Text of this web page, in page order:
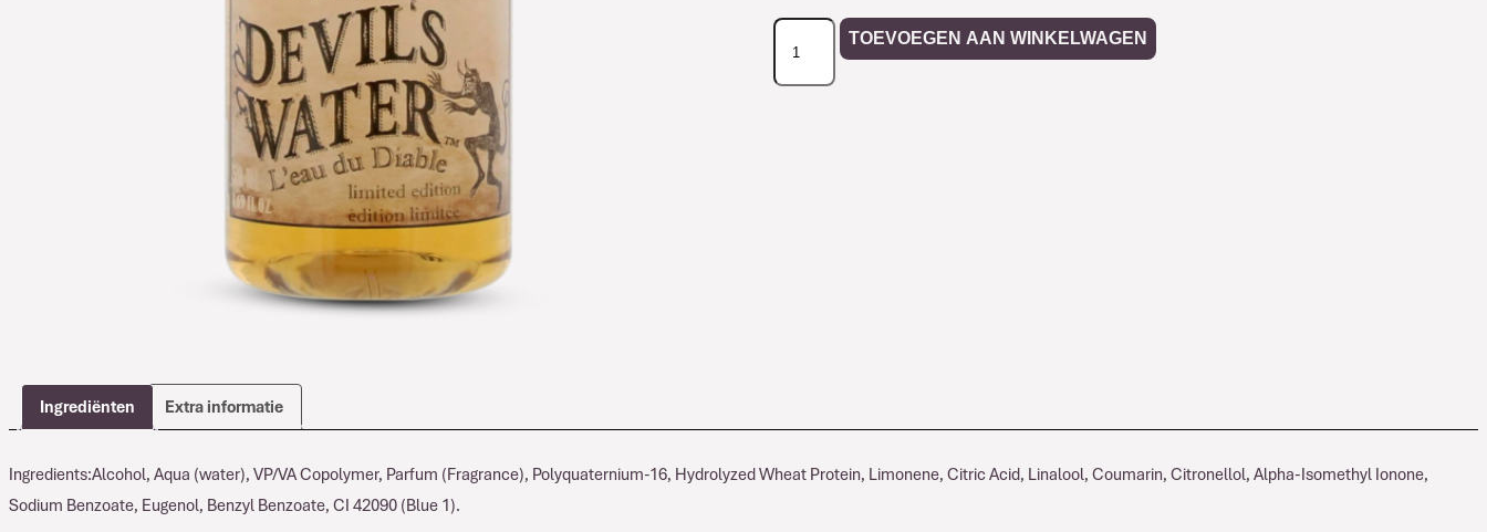
Barberstation
Devils
Water
TOEVOEGEN AAN WINKELWAGEN
Ingrediënten Extra informatie
Ingredients:Alcohol, Aqua (water), VP/VA Copolymer, Parfum (Fragrance), Polyquaternium-16, Hydrolyzed Wheat Protein, Limonene, Citric Acid, Linalool, Coumarin, Citronellol, Alpha-Isomethyl Ionone,
Sodium Benzoate, Eugenol, Benzyl Benzoate, CI 42090 (Blue 1).